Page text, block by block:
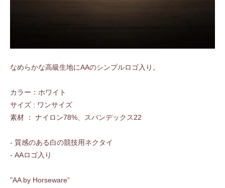
なめらかな高級生地にAAのシンプルロゴ入り。
カラー：ホワイト
サイズ : ワンサイズ
素材 ： ナイロン78%、スパンデックス22
- 質感のある白の競技用ネクタイ
- AAロゴ入り
”AA by Horseware”